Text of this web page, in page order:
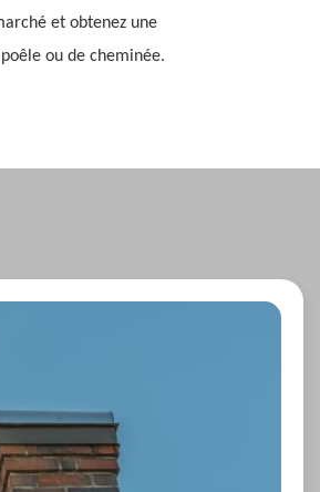
et obtenez une
ou de cheminée.